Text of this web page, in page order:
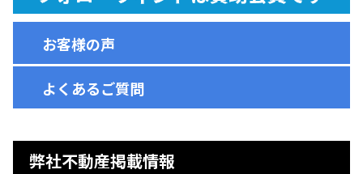
お客様の声
よくあるご質問
弊社不動産掲載情報